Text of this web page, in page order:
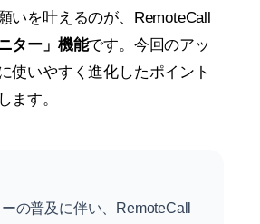
いを叶えるのが、RemoteCall
ター」機能です。今回のアッ
使いやすく進化したポイント
ます。
の普及に伴い、RemoteCall